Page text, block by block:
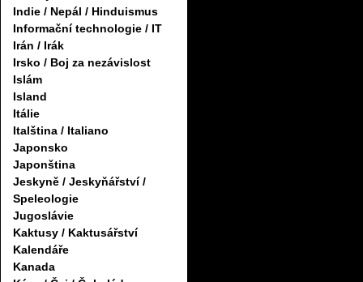
Indie / Nepál / Hinduismus
Informační technologie / IT
Irán / Irák
Irsko / Boj za nezávislost
Islám
Island
Itálie
Italština / Italiano
Japonsko
Japonština
Jeskyně / Jeskyňářství /
Speleologie
Jugoslávie
Kaktusy / Kaktusářství
Kalendáře
Kanada